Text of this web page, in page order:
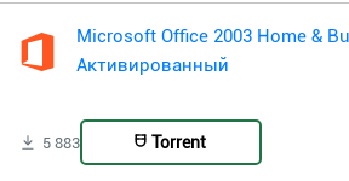
Microsoft Office 2003 Home &
Активированный
5 883 Torrent